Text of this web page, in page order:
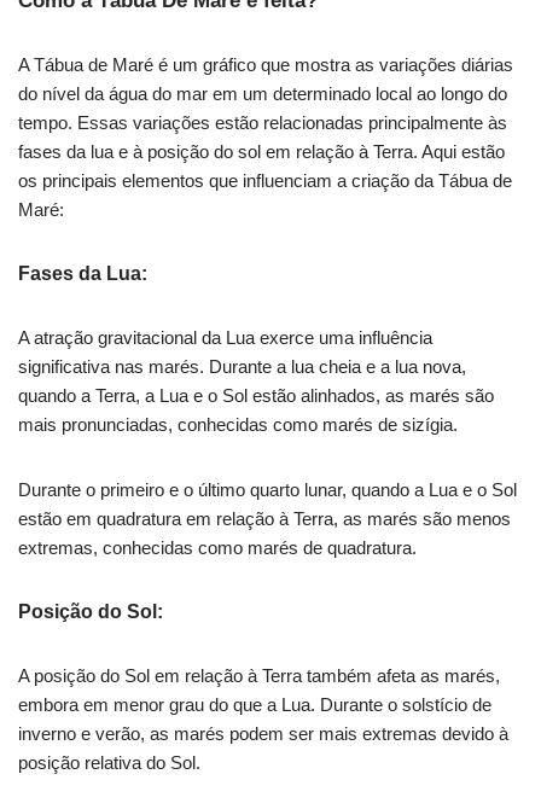
A Tábua de Maré é um gráfico que mostra as variações diárias
do nível da água do mar em um determinado local ao longo do
tempo. Essas variações estão relacionadas principalmente às
fases da lua e à posição do sol em relação à Terra. Aqui estão
os principais elementos que influenciam a criação da Tábua de
Maré:
Fases da Lua:
A atração gravitacional da Lua exerce uma influência
significativa nas marés. Durante a lua cheia e a lua nova,
quando a Terra, a Lua e o Sol estão alinhados, as marés são
mais pronunciadas, conhecidas como marés de sizígia.
Durante o primeiro e o último quarto lunar, quando a Lua e o Sol
estão em quadratura em relação à Terra, as marés são menos
extremas, conhecidas como marés de quadratura.
Posição do Sol:
A posição do Sol em relação à Terra também afeta as marés,
embora em menor grau do que a Lua. Durante o solstício de
inverno e verão, as marés podem ser mais extremas devido à
posição relativa do Sol.